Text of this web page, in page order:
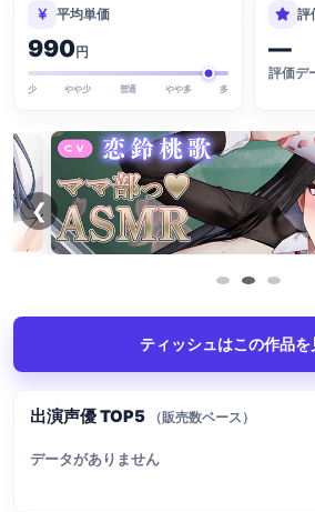
平均単価
990円
少 やや少 普通 やや多 多
評
—
評価デ
❮
ティッシュはこの作品を
出演声優 TOP5 （販売数ベース）
データがありません